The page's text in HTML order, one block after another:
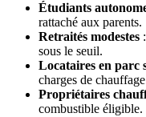
Étudiants
rattaché aux parents.
Retraités modestes
sous le seuil.
Locataires en parc
charges de
Propriétaires
combustible éligible.